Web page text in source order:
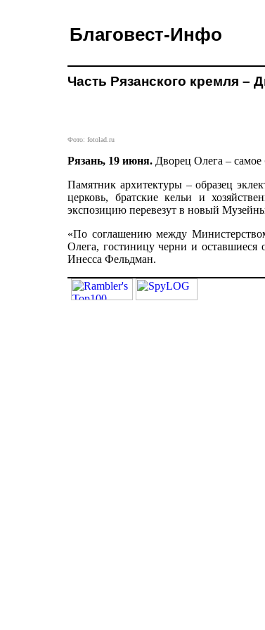
Благовест-Инфо
Часть Рязанского кремля –
Фото: fotolad.ru
Рязань, 19 июня. Дворец Олега – самое
Памятник архитектуры – образец
церковь, братские кельи и
экспозицию перевезут в новый
«По соглашению между
Олега, гостиницу черни и оставшиеся
Инесса Фельдман.